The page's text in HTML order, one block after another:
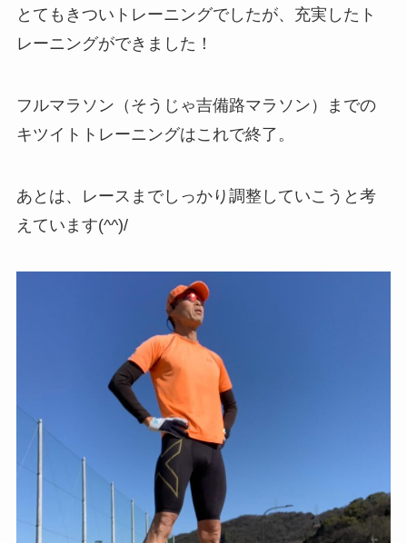
とてもきついトレーニングでしたが、充実したト
レーニングができました！
フルマラソン（そうじゃ吉備路マラソン）までの
キツイトトレーニングはこれで終了。
あとは、レースまでしっかり調整していこうと考
えています(^^)/